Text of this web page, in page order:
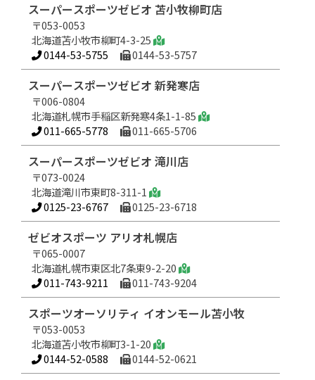
スーパースポーツゼビオ 苫小牧柳町店
〒053-0053
北海道苫小牧市柳町4-3-25
0144-53-5755
0144-53-5757
スーパースポーツゼビオ 新発寒店
〒006-0804
北海道札幌市手稲区新発寒4条1-1-85
011-665-5778
011-665-5706
スーパースポーツゼビオ 滝川店
〒073-0024
北海道滝川市東町8-311-1
0125-23-6767
0125-23-6718
ゼビオスポーツ アリオ札幌店
〒065-0007
北海道札幌市東区北7条東9-2-20
011-743-9211
011-743-9204
スポーツオーソリティ イオンモール苫小牧
〒053-0053
北海道苫小牧市柳町3-1-20
0144-52-0588
0144-52-0621